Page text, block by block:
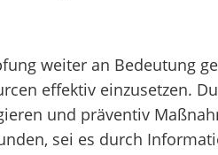
weiter an Bedeutung
effektiv einzusetzen.
und präventiv
sei es durch